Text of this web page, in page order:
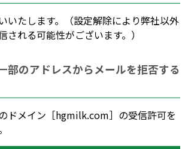
いたします。（設定解除により弊社以外
される可能性がございます。）
部のアドレスからメールを拒否する
ドメイン［hgmilk.com］の受信許可を